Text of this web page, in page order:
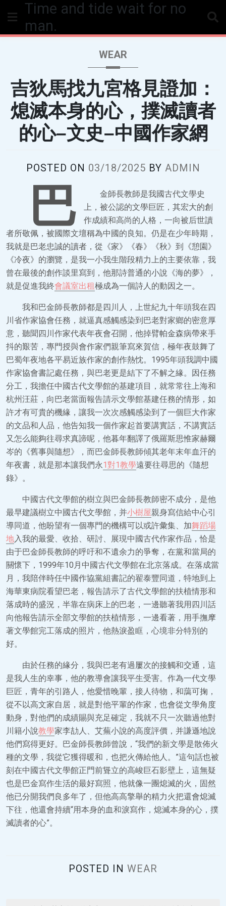
Time and tide wait for no
man.
WEAR
吉狄馬找九宮格見證加：
熄滅本身的心，撲滅讀者
的心–文史–中國作家網
POSTED ON 03/18/2025 BY ADMIN
巴
金師長教師是我國古代文學史
上，被公認的文學巨匠，其宏大的創
作成績和高尚的人格，一向被后世讀
者所敬佩，被國際文壇稱為中國的良知。仍是在少年時期，
我就是巴老忠誠的讀者，從《家》《春》《秋》到《憩園》
《冷夜》的瀏覽，是我一小我生階段精力上的主要依靠，我
曾在最後的創作談里寫到，他那詩普通的小說《海的夢》，
就是促進我終會議室出租極成為一個詩人的動因之一。
我和巴金師長教師都是四川人，上世紀九十年頭我在四
川省作家協會任務，就逼真感觸感染到巴老對家鄉的密意厚
意，聽聞四川作家代表年夜會召開，他掉臂帕金森病帶來手
抖的艱苦，專門授與會作家們親筆寫來賀信，極年夜鼓舞了
巴蜀年夜地各平易近族作家的創作熱忱。1995年頭我調中國
作家協會書記處任務，與巴老更是結下了不解之緣。因任務
分工，我擔任中國古代文學館的基建項目，就常常往上海和
杭州汪莊，向巴老當面報告請示文學館基建任務的情形，如
許才有可貴的機緣，讓我一次次感觸感染到了一個巨大作家
的文品和人品，他告知我一個作家起首要講實話，不講實話
又怎么能夠往尋求真諦呢，他暮年翻譯了俄羅斯思惟家赫爾
岑的《舊事與隨想》，而巴金師長教師傾其老年末年血汗的
年夜書，就是那本讓我們永1對1教學遠要往尋思的《隨想
錄》。
中國古代文學館的樹立與巴金師長教師密不成分，是他
最早建議樹立中國古代文學館，并小樹屋親身寫信給中心引
導同道，他盼望有一個專門的機構可以或許彙集、加舞蹈場
地入我的最愛、收拾、研討、展現中國古代作家作品，恰是
由于巴金師長教師的呼吁和不遺余力的爭奪，在黨和當局的
關懷下，1999年10月中國古代文學館在北京落成。在落成當
月，我陪伴時任中國作協黨組書記的翟泰豐同道，特地到上
海華東病院看望巴老，報告請示了古代文學館的扶植情形和
落成時的盛況，半靠在病床上的巴老，一邊聽著我用四川話
向他報告請示全部文學館的扶植情形，一邊看著，用手撫摩
著文學館完工落成的照片，他熱淚盈眶，心境非分特別的
好。
由於任務的緣分，我與巴老有過屢次的接觸和交通，這
是我人生的幸事，他的教導會讓我平生受害。作為一代文學
巨匠，青年的引路人，他愛惜晚輩，接人待物，和藹可掬，
從不以高文家自居，就是對他平輩的作家，也會從文學角度
動身，對他們的成績賜與充足確定，我就不只一次聽過他對
川籍小說教學家李劼人、艾蕪小說的高度評價，并謙遜地說
他們寫得更好。巴金師長教師曾說，“我們的新文學是散佈火
種的文學，我從它獲得暖和，也把火傳給他人。”這句話也被
刻在中國古代文學館正門前聳立的高峻巨石影壁上，這無疑
也是巴金寫作生活的最好寫照，他就像一團熄滅的火，固然
他已分開我們良多年了，但他高高擎舉的精力火把還會熄滅
下往，他還會持續“用本身的血和淚寫作，熄滅本身的心，撲
滅讀者的心”。
POSTED IN WEAR